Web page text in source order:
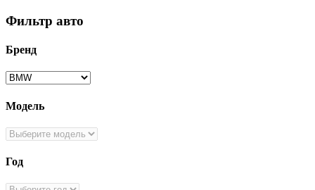
Фильтр авто
Бренд
Модель
Год